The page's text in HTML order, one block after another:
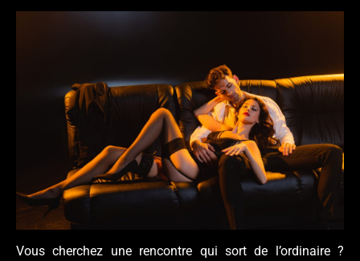
Vous cherchez une rencontre qui sort de l’ordinaire ?